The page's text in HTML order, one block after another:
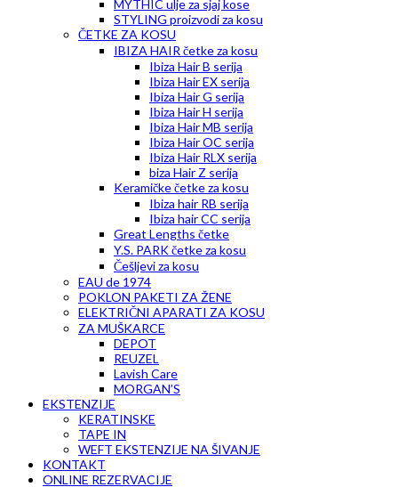
MYTHIC ulje za sjaj kose
STYLING proizvodi za kosu
ČETKE ZA KOSU
IBIZA HAIR četke za kosu
Ibiza Hair B serija
Ibiza Hair EX serija
Ibiza Hair G serija
Ibiza Hair H serija
Ibiza Hair MB serija
Ibiza Hair OC serija
Ibiza Hair RLX serija
biza Hair Z serija
Keramičke četke za kosu
Ibiza hair RB serija
Ibiza hair CC serija
Great Lengths četke
Y.S. PARK četke za kosu
Češljevi za kosu
EAU de 1974
POKLON PAKETI ZA ŽENE
ELEKTRIČNI APARATI ZA KOSU
ZA MUŠKARCE
DEPOT
REUZEL
Lavish Care
MORGAN’S
EKSTENZIJE
KERATINSKE
TAPE IN
WEFT EKSTENZIJE NA ŠIVANJE
KONTAKT
ONLINE REZERVACIJE